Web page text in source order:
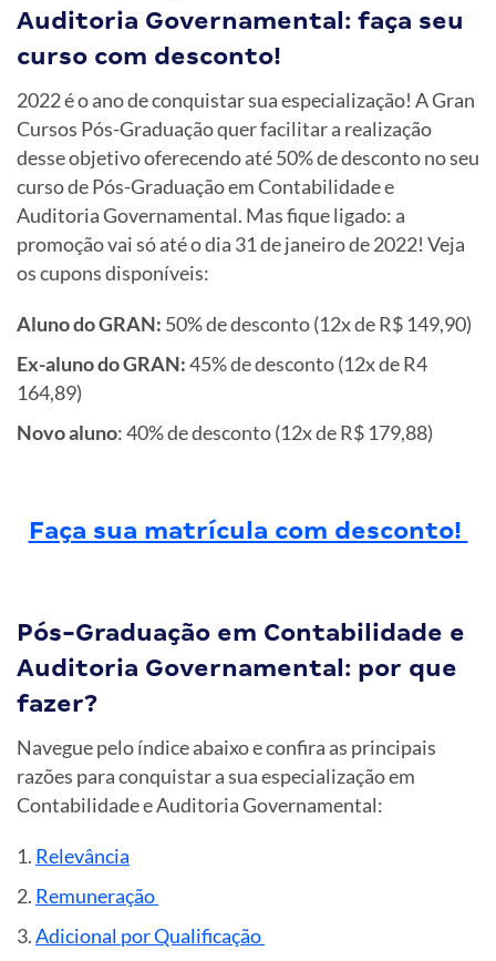
Auditoria Governamental: faça seu
curso com desconto!
2022 é o ano de conquistar sua especialização! A Gran
Cursos Pós-Graduação quer facilitar a realização
desse objetivo oferecendo até 50% de desconto no seu
curso de Pós-Graduação em Contabilidade e
Auditoria Governamental. Mas fique ligado: a
promoção vai só até o dia 31 de janeiro de 2022! Veja
os cupons disponíveis:
Aluno do GRAN: 50% de desconto (12x de R$ 149,90)
Ex-aluno do GRAN:45% de desconto (12x de R4
164,89)
Novo aluno: 40% de desconto (12x de R$ 179,88)
Faça sua matrícula com desconto!
Pós-Graduação em Contabilidade e
Auditoria Governamental: por que
fazer?
Navegue peloíndiceabaixo e confira as principais
razões para conquistar a sua especialização em
Contabilidade e Auditoria Governamental:
Relevância
Remuneração
Adicional por Qualificação